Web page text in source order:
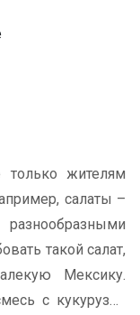
только жителям
салаты –
такой салат,
Мексику.
с кукурузой